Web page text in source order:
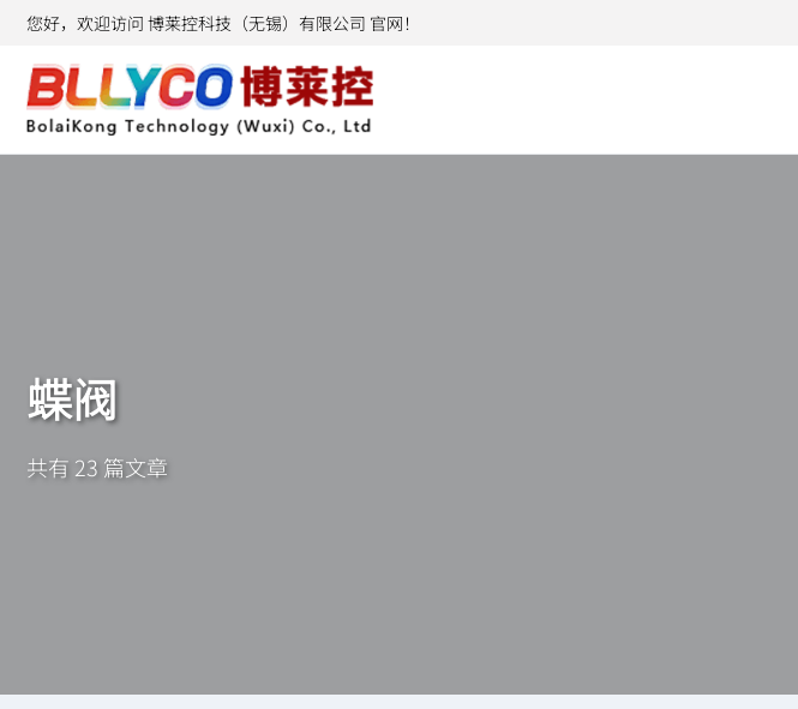
您好，欢迎访问 博莱控科技（无锡）有限公司 官网！
蝶阀
共有 23 篇文章